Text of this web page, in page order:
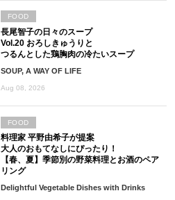
長尾智子の日々のスープ
Vol.20 おろしきゅうりと
つるんとした鶏胸肉の冷たいスープ
SOUP, A WAY OF LIFE
Aug 08, 2026
FOOD
料理家 平野由希子が提案
大人のおもてなしにぴったり！
【春、夏】季節別の野菜料理とお酒のペア
リング
Delightful Vegetable Dishes with Drinks
FOOD